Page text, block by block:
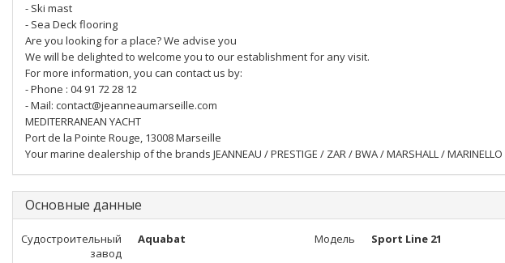
- Ski mast
- Sea Deck flooring
Are you looking for a place? We advise you
We will be delighted to welcome you to our establishment for any visit.
For more information, you can contact us by:
- Phone : 04 91 72 28 12
- Mail: contact@jeanneaumarseille.com
MEDITERRANEAN YACHT
Port de la Pointe Rouge, 13008 Marseille
Your marine dealership of the brands JEANNEAU / PRESTIGE / ZAR / BWA / MARSHALL /
Основные данные
Судостроительный
завод
Aquabat Модель Sport Line 21